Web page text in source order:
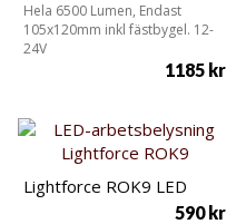
Hela 6500 Lumen, Endast
105x120mm inkl fästbygel. 12-
24V
1185 kr
Lightforce ROK9 LED
590kr